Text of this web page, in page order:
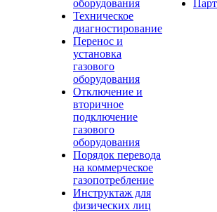
оборудования
Техническое
диагностирование
Перенос и
установка
газового
оборудования
Отключение и
вторичное
подключение
газового
оборудования
Порядок перевода
на коммерческое
газопотребление
Инструктаж для
физических лиц